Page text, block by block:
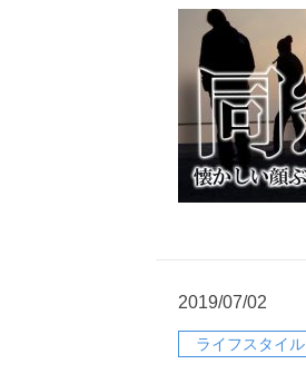
2019/07/02
ライフスタイル